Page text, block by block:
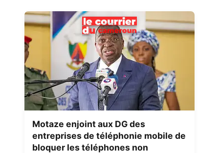
Motaze enjoint aux DG des
entreprises de téléphonie mobile de
bloquer les téléphones non